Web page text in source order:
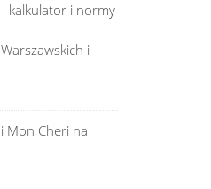
kalkulator i normy
i
Mon Cheri na